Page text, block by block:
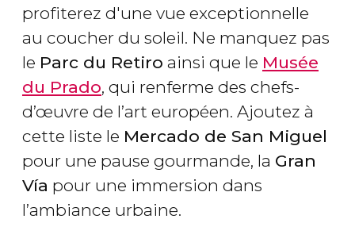
profiterez d'une vue exceptionnelle
au coucher du soleil. Ne manquez pas
le Parc du Retiro ainsi que le Musée
du Prado, qui renferme des chefs-
d’œuvre de l’art européen. Ajoutez à
cette liste le Mercado de San Miguel
pour une pause gourmande, la Gran
Vía pour une immersion dans
l’ambiance urbaine.